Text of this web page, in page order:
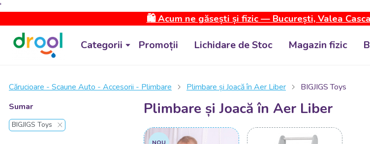
'
🛍️ Acum ne găsești și fizic — București, Valea
Categorii Promoții Lichidare de Stoc Magazin fizic
Cărucioare - Scaune Auto - Accesorii - Plimbare Plimbare și Joacă în Aer Liber
BIGJIGS Toys
Sumar
BIGJIGS Toys
Plimbare și Joacă în Aer Liber